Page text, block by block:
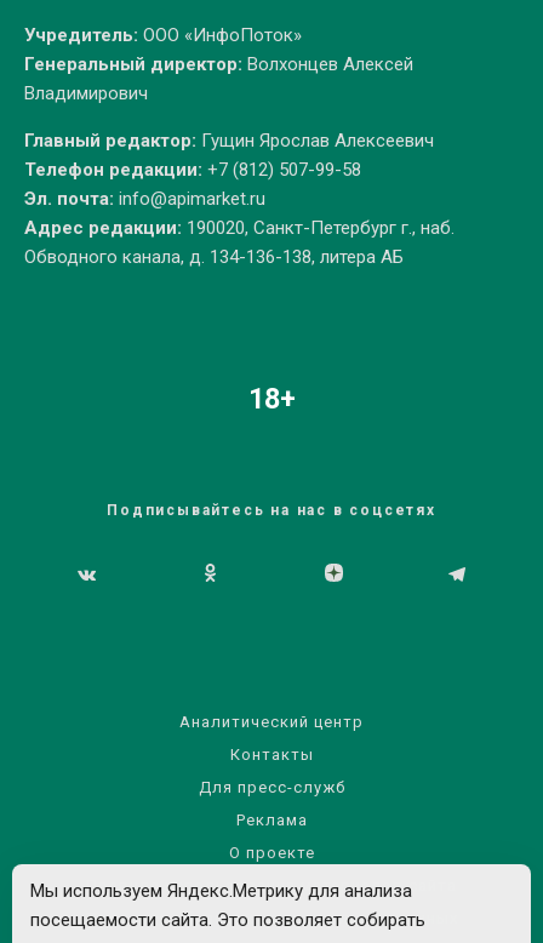
Учредитель: ООО «ИнфоПоток»
Генеральный директор: Волхонцев Алексей
Владимирович
Главный редактор: Гущин Ярослав Алексеевич
Телефон редакции: +7 (812) 507-99-58
Эл. почта: info@apimarket.ru
Адрес редакции: 190020, Санкт-Петербург г., наб.
Обводного канала, д. 134-136-138, литера АБ
18+
Подписывайтесь на нас в соцсетях
Аналитический центр
Контакты
Для пресс-служб
Реклама
О проекте
Правила использования материалов сайта
Политика обработки персональных данных
Мы используем Яндекс.Метрику для анализа
посещаемости сайта. Это позволяет собирать